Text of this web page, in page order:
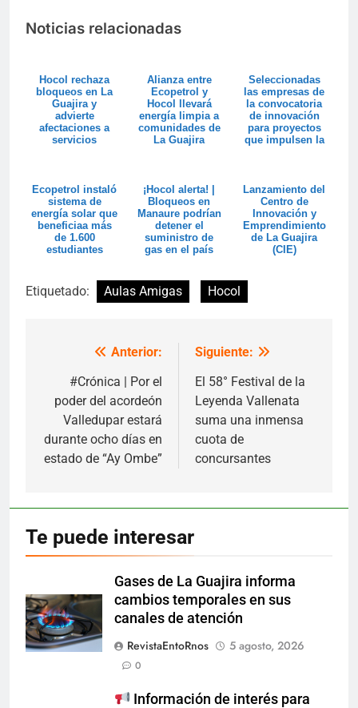
Noticias relacionadas
Hocol rechaza
bloqueos en La
Guajira y
advierte
afectaciones a
servicios
Alianza entre
Ecopetrol y
Hocol llevará
energía limpia a
comunidades de
La Guajira
Seleccionadas
las empresas de
la convocatoria
de innovación
para proyectos
que impulsen la
Ecopetrol instaló
sistema de
energía solar que
beneficiaa más
de 1.600
estudiantes
¡Hocol alerta! |
Bloqueos en
Manaure podrían
detener el
suministro de
gas en el país
Lanzamiento del
Centro de
Innovación y
Emprendimiento
de La Guajira
(CIE)
Etiquetado: Aulas Amigas Hocol
Navegación
entradas
Anterior:
#Crónica | Por el
poder del acordeón
Valledupar estará
durante ocho días en
estado de “Ay Ombe”
Siguiente:
El 58° Festival de la
Leyenda Vallenata
suma una inmensa
cuota de
concursantes
Te puede interesar
Gases de La Guajira informa
cambios temporales en sus
canales de atención
RevistaEntoRnos
5 agosto, 2026
0
Información de interés para